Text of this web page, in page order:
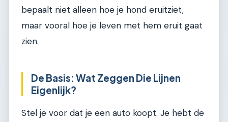
bepaalt niet alleen hoe je hond eruitziet,
maar vooral hoe je leven met hem eruit gaat
zien.
De Basis: Wat Zeggen Die Lijnen
Eigenlijk?
Stel je voor dat je een auto koopt. Je hebt de